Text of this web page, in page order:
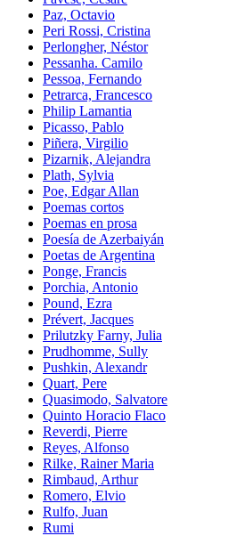
Paz, Octavio
Peri Rossi, Cristina
Perlongher, Néstor
Pessanha. Camilo
Pessoa, Fernando
Petrarca, Francesco
Philip Lamantia
Picasso, Pablo
Piñera, Virgilio
Pizarnik, Alejandra
Plath, Sylvia
Poe, Edgar Allan
Poemas cortos
Poemas en prosa
Poesía de Azerbaiyán
Poetas de Argentina
Ponge, Francis
Porchia, Antonio
Pound, Ezra
Prévert, Jacques
Prilutzky Farny, Julia
Prudhomme, Sully
Pushkin, Alexandr
Quart, Pere
Quasimodo, Salvatore
Quinto Horacio Flaco
Reverdi, Pierre
Reyes, Alfonso
Rilke, Rainer Maria
Rimbaud, Arthur
Romero, Elvio
Rulfo, Juan
Rumi